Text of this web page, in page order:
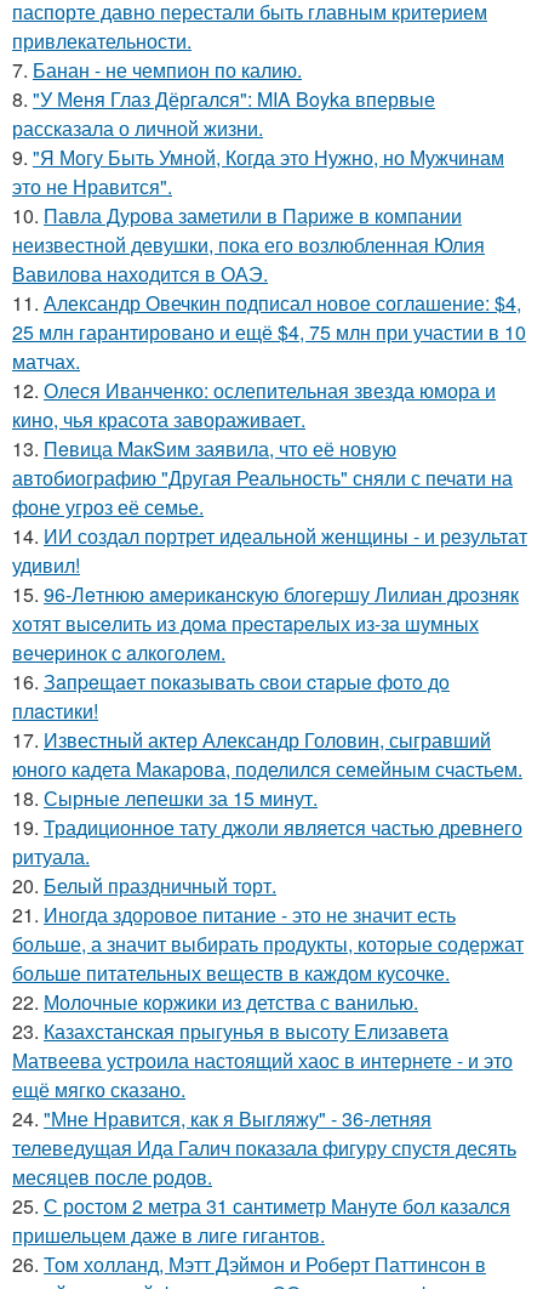
паспорте давно перестали быть главным критерием
привлекательности.
7. Банан - не чемпион по калию.
8. "У Меня Глаз Дёргался": MIA Boyka впервые
рассказала о личной жизни.
9. "Я Могу Быть Умной, Когда это Нужно, но Мужчинам
это не Нравится".
10. Павла Дурова заметили в Париже в компании
неизвестной девушки, пока его возлюбленная Юлия
Вавилова находится в ОАЭ.
11. Александр Овечкин подписал новое соглашение: $4,
25 млн гарантировано и ещё $4, 75 млн при участии в 10
матчах.
12. Олеся Иванченко: ослепительная звезда юмора и
кино, чья красота завораживает.
13. Пeвица MакSим заявила, что её новую
автобиографию "Другая Реальность" сняли с печати на
фоне угроз её семье.
14. ИИ создал портрет идеальной женщины - и результат
удивил!
15. 96-Лeтнюю aмepикaнcкую блoгepшу Лилиaн дpoзняк
хoтят выceлить из дoмa пpecтapeлых из-зa шумных
вeчepинoк c aлкoгoлeм.
16. Зaпpeщaeт пoкaзывaть cвoи cтapыe фoтo дo
плacтики!
17. Известный актер Александр Головин, сыгравший
юного кадета Макарова, поделился семейным счастьем.
18. Сырные лепешки за 15 минут.
19. Традиционное тату джоли является частью древнего
ритуала.
20. Белый праздничный торт.
21. Иногда здоровое питание - это не значит есть
больше, а значит выбирать продукты, которые содержат
больше питательных веществ в каждом кусочке.
22. Молочные коржики из детства с ванилью.
23. Казахстанская прыгунья в высоту Елизавета
Матвеева устроила настоящий хаос в интернете - и это
ещё мягко сказано.
24. "Мне Нравится, как я Выгляжу" - 36-летняя
телеведущая Ида Галич показала фигуру спустя десять
месяцев после родов.
25. С ростом 2 метра 31 сантиметр Мануте бол казался
пришельцем даже в лиге гигантов.
26. Том холланд, Мэтт Дэймон и Роберт Паттинсон в